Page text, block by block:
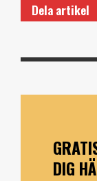
Dela artikel
DIG